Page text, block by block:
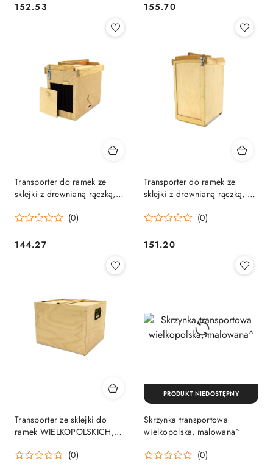
Cena:
152.53 Cena:
155.70
Transporter do ramek ze
sklejki z drewnianą rączką,
(0)
Cena:
144.27
Transporter do ramek ze
sklejki z drewnianą rączką, 5
posze./warszawski zwykły
(0)
Cena:
151.20
Transporter ze sklejki do
ramek WIELKOPOLSKICH,
(0)
Skrzynka transportowa
wielkopolska, malowana^
(0)
PRODUKT NIEDOSTĘPNY